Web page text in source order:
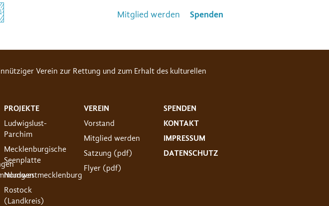
Mitglied werden Spenden
Verein zur Rettung und zum Erhalt des kulturellen
PROJEKTE
Ludwigslust-
Parchim
Mecklenburgische
Seenplatte
Nordwestmecklenburg
Rostock
(Landkreis)
VEREIN
Vorstand
Mitglied werden
Satzung (pdf)
Flyer (pdf)
SPENDEN
KONTAKT
IMPRESSUM
DATENSCHUTZ